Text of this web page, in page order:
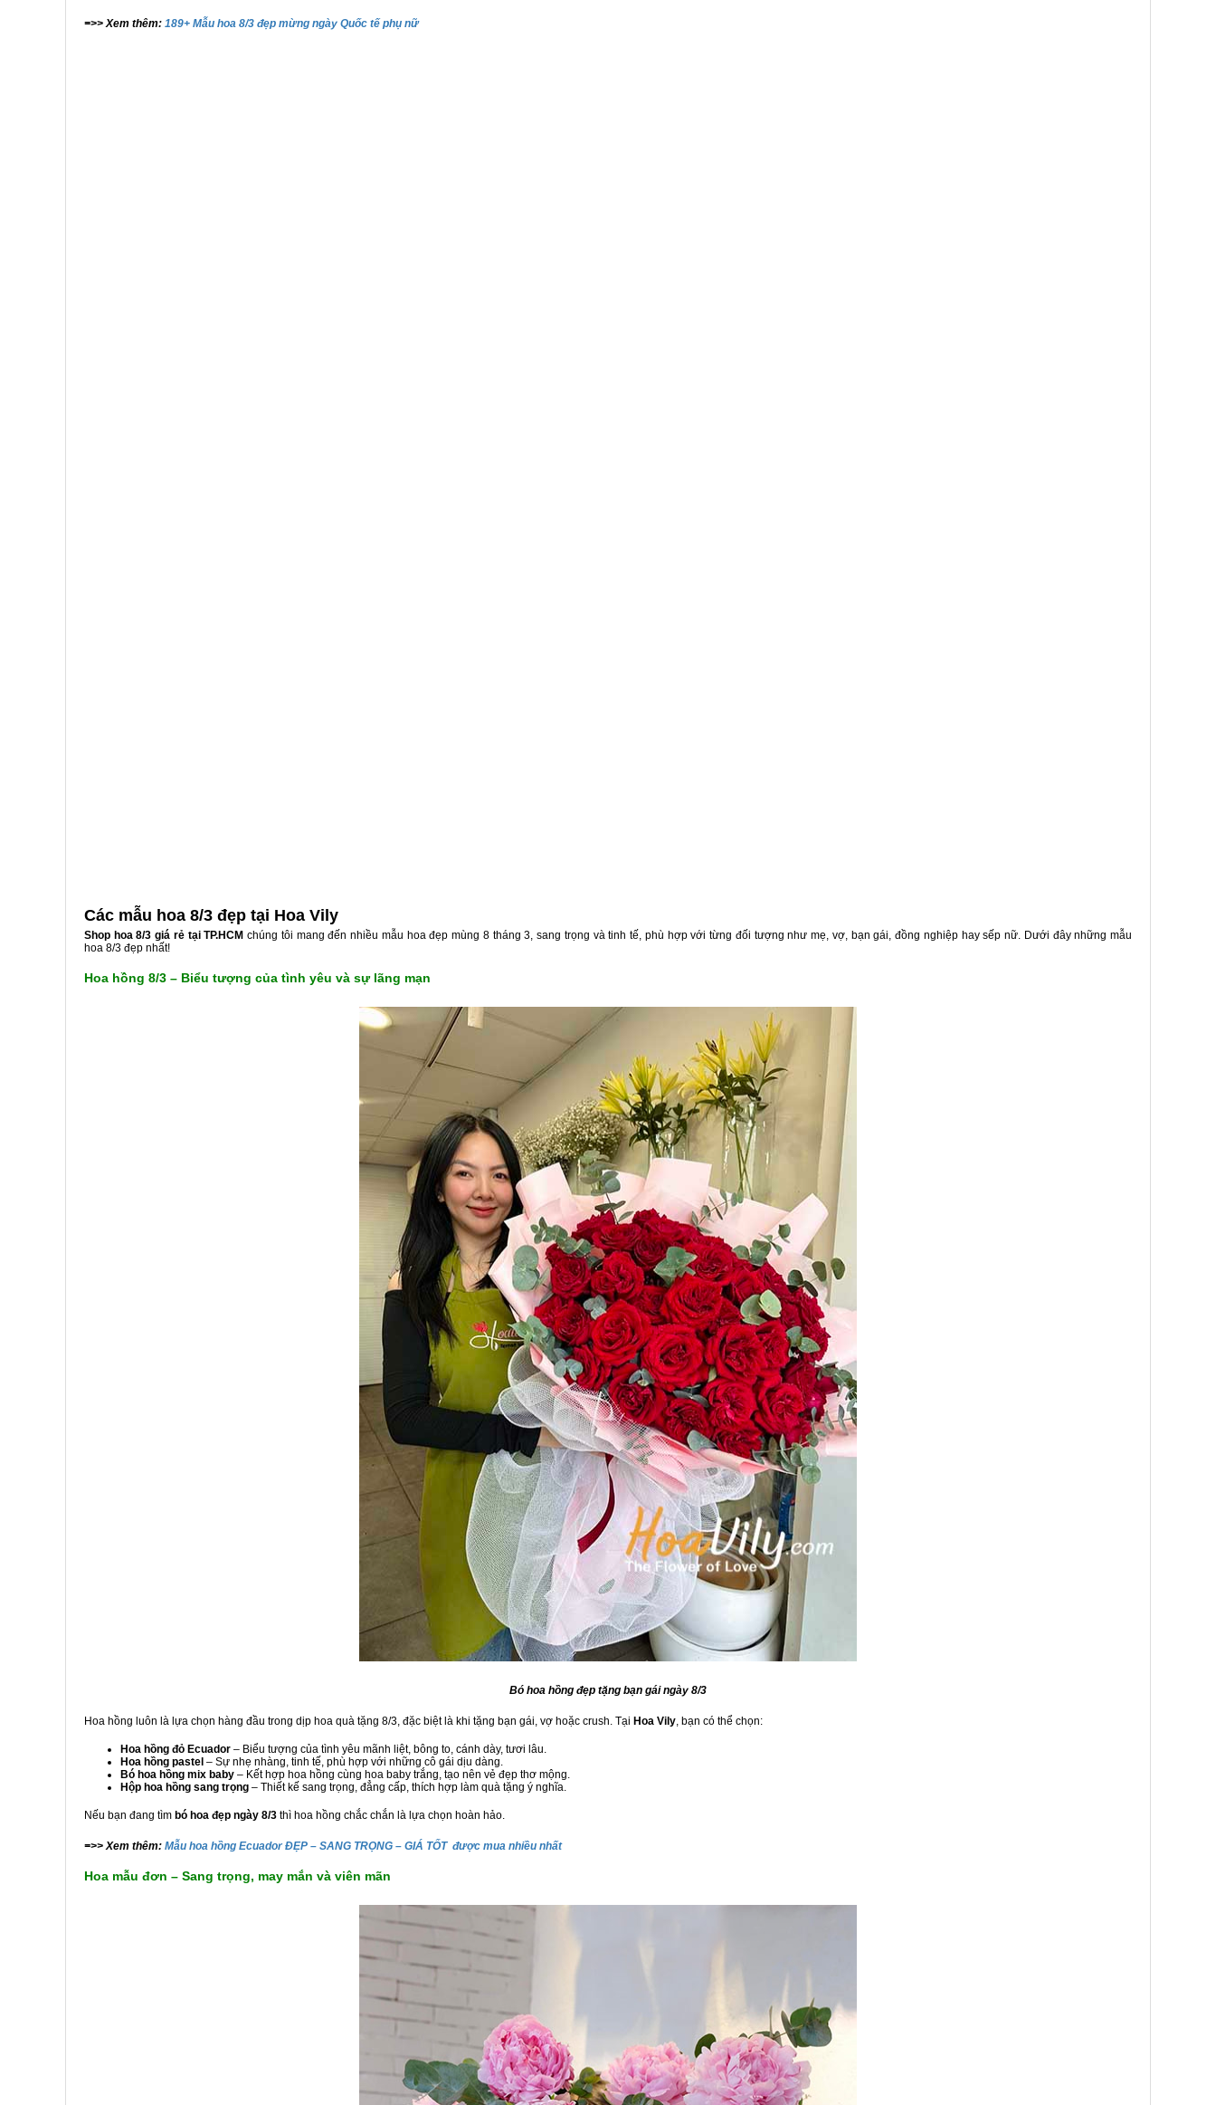
=>> Xem thêm: 189+ Mẫu hoa 8/3 đẹp mừng ngày Quốc tế phụ nữ
Các mẫu hoa 8/3 đẹp tại Hoa Vily
Shop hoa 8/3 giá rẻ tại TP.HCM chúng tôi mang đến nhiều mẫu hoa đẹp mùng 8 tháng 3, sang trọng và tinh tế, phù hợp với từng đối tượng như mẹ, vợ, bạn gái, đồng nghiệp hay sếp nữ. Dưới đây những mẫu
hoa 8/3 đẹp nhất!
Hoa hồng 8/3 – Biểu tượng của tình yêu và sự lãng mạn
Bó hoa hồng đẹp tặng bạn gái ngày 8/3
Hoa hồng luôn là lựa chọn hàng đầu trong dịp hoa quà tặng 8/3, đặc biệt là khi tặng bạn gái, vợ hoặc crush. Tại Hoa Vily, bạn có thể chọn:
Hoa hồng đỏ Ecuador – Biểu tượng của tình yêu mãnh liệt, bông to, cánh dày, tươi lâu.
Hoa hồng pastel – Sự nhẹ nhàng, tinh tế, phù hợp với những cô gái dịu dàng.
Bó hoa hồng mix baby – Kết hợp hoa hồng cùng hoa baby trắng, tạo nên vẻ đẹp thơ mộng.
Hộp hoa hồng sang trọng – Thiết kế sang trọng, đẳng cấp, thích hợp làm quà tặng ý nghĩa.
Nếu bạn đang tìm bó hoa đẹp ngày 8/3 thì hoa hồng chắc chắn là lựa chọn hoàn hảo.
=>> Xem thêm: Mẫu hoa hồng Ecuador ĐẸP – SANG TRỌNG – GIÁ TỐT được mua nhiều nhất
Hoa mẫu đơn – Sang trọng, may mắn và viên mãn